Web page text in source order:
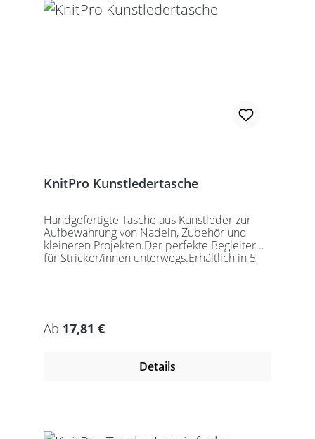
KnitPro Kunstledertasche
Handgefertigte Tasche aus Kunstleder zur
Aufbewahrung von Nadeln, Zubehör und
kleineren Projekten.Der perfekte Begleiter
für Stricker/innen unterwegs.Erhältlich in 5
Regulärer Preis:
Ab 17,81 €
Details